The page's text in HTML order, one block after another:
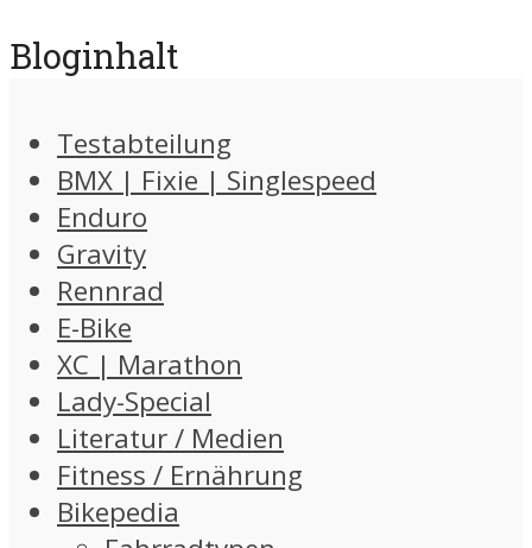
Bloginhalt
Testabteilung
BMX | Fixie | Singlespeed
Enduro
Gravity
Rennrad
E-Bike
XC | Marathon
Lady-Special
Literatur / Medien
Fitness / Ernährung
Bikepedia